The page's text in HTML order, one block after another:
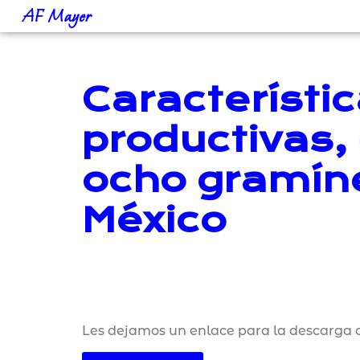
AF Mayer
productivas,
ocho
México
Les dejamos un enlace para la descarga